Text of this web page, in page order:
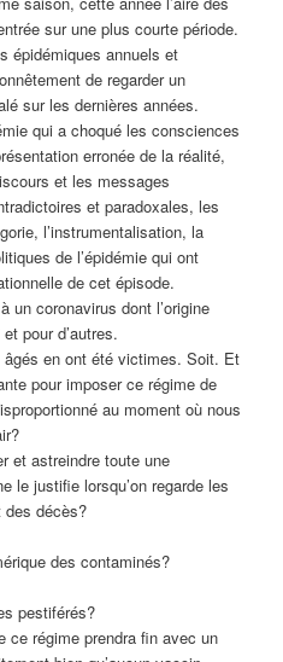
sur une plus courte période.
épidémiques annuels et
de regarder un
sur les dernières années.
qui a choqué les consciences
erronée de la réalité,
et les messages
et paradoxales, les
l’instrumentalisation, la
de l’épidémie qui ont
de cet épisode.
un coronavirus dont l’origine
pour d’autres.
en ont été victimes. Soit. Et
pour imposer ce régime de
au moment où nous
et astreindre toute une
le justifie lorsqu’on regarde les
des décès?
des contaminés?
pestiférés?
ce régime prendra fin avec un